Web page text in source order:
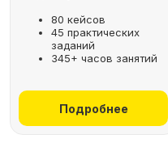
80 кейсов
45 практических
заданий
345+ часов занятий
Подробнее